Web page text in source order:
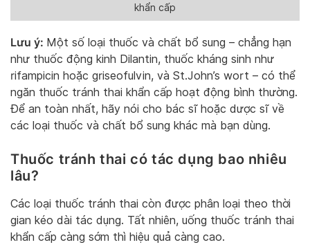
khẩn cấp
Lưu ý: Một số loại thuốc và chất bổ sung – chẳng hạn
như thuốc động kinh Dilantin, thuốc kháng sinh như
rifampicin hoặc griseofulvin, và St.John’s wort – có thể
ngăn thuốc tránh thai khẩn cấp hoạt động bình thường.
Để an toàn nhất, hãy nói cho bác sĩ hoặc dược sĩ về
các loại thuốc và chất bổ sung khác mà bạn dùng.
Thuốc tránh thai có tác dụng bao nhiêu
lâu?
Các loại thuốc tránh thai còn được phân loại theo thời
gian kéo dài tác dụng. Tất nhiên, uống thuốc tránh thai
khẩn cấp càng sớm thì hiệu quả càng cao.